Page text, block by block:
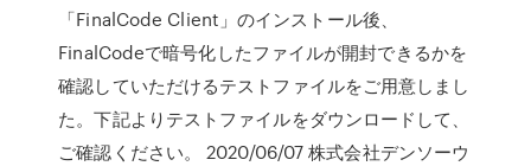
「FinalCode Client」のインストール後、
FinalCodeで暗号化したファイルが開封できるかを
確認していただけるテストファイルをご用意しまし
た。下記よりテストファイルをダウンロードして、
ご確認ください。 2020/06/07 株式会社デンソーウ